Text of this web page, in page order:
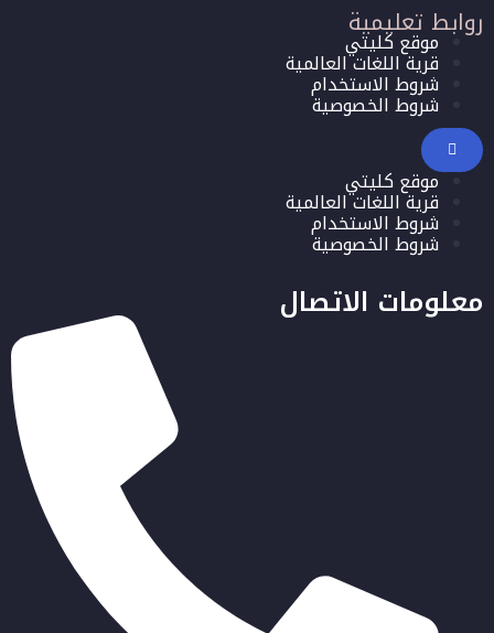
روابط تعليمية
موقع كليتي
قرية اللغات العالمية
شروط الاستخدام
شروط الخصوصية
موقع كليتي
قرية اللغات العالمية
شروط الاستخدام
شروط الخصوصية
معلومات الاتصال